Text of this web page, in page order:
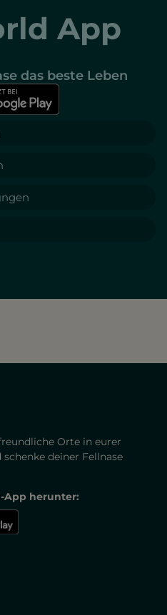
App
das beste Leben
Orte in eurer
deiner Fellnase
App herunter: